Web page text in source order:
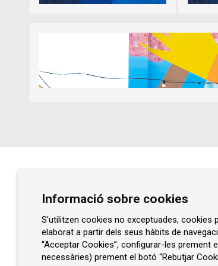
08401 Granollers
93 860 47 29
info@rocaumbert.cat
Informació sobre cookies
S'utilitzen cookies no exceptuades, cookies
elaborat a partir dels seus hàbits de
“Acceptar Cookies”, configurar-les prement
necessàries) prement el botó “Rebutjar